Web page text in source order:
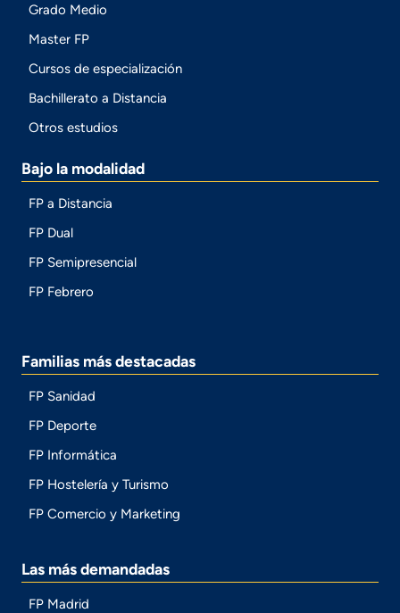
Grado Medio
Master FP
Cursos de especialización
Bachillerato a Distancia
Otros estudios
Bajo la modalidad
FP a Distancia
FP Dual
FP Semipresencial
FP Febrero
Familias más destacadas
FP Sanidad
FP Deporte
FP Informática
FP Hostelería y Turismo
FP Comercio y Marketing
Las más demandadas
FP Madrid